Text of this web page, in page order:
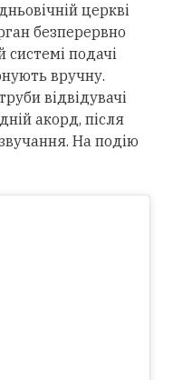
церкві
безперервно
системі подачі
вручну.
відвідувачі
акорд, після
На подію